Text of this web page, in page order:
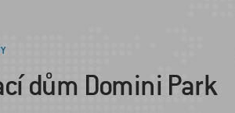
dům Domini Park